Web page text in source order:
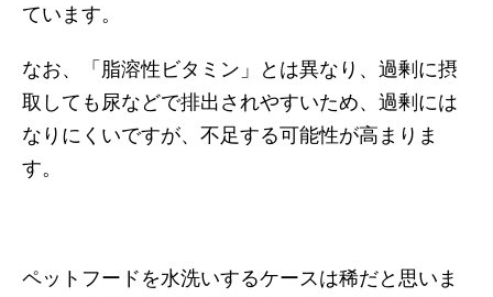
ています。
なお、「脂溶性ビタミン」とは異なり、過剰に摂
取しても尿などで排出されやすいため、過剰には
なりにくいですが、不足する可能性が高まりま
す。
ペットフードを水洗いするケースは稀だと思いま